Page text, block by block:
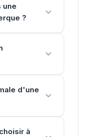
une
?
d'une
à